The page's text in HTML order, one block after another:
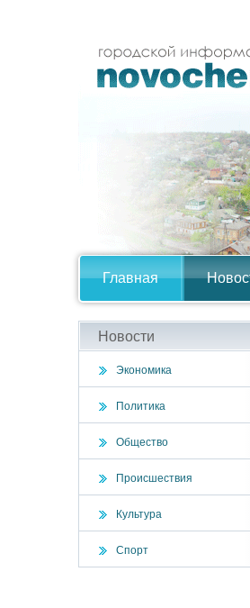
Главная
Новости
Экономика
Политика
Общество
Происшествия
Культура
Спорт